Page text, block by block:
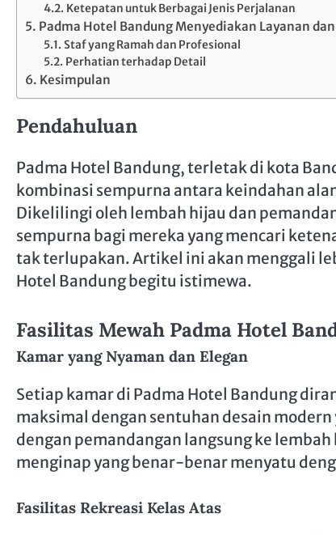
Ketepatan untuk Berbagai Jenis Perjalanan
Padma Hotel Bandung Menyediakan Layanan
Staf yang Ramah dan Profesional
Perhatian terhadap Detail
Kesimpulan
Pendahuluan
Padma Hotel Bandung, terletak di kota
kombinasi sempurna antara keindahan
Dikelilingi oleh lembah hijau dan
sempurna bagi mereka yang mencari
tak terlupakan. Artikel ini akan menggali
Hotel Bandung begitu istimewa.
Fasilitas Mewah Padma Hotel
Kamar yang Nyaman dan Elegan
Setiap kamar di Padma Hotel Bandung
maksimal dengan sentuhan desain
dengan pemandangan langsung ke
menginap yang benar-benar menyatu
Fasilitas Rekreasi Kelas Atas